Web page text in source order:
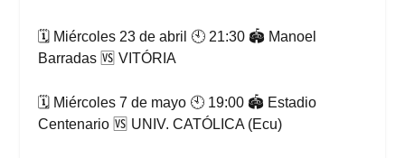
🗓 Miércoles 23 de abril 🕙 21:30 🏟 Manoel
Barradas 🆚 VITÓRIA
🗓 Miércoles 7 de mayo 🕙 19:00 🏟 Estadio
Centenario 🆚 UNIV. CATÓLICA (Ecu)